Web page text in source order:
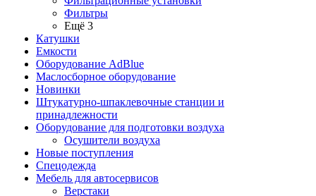
Фильтры
Ещё 3
Катушки
Емкости
Оборудование AdBlue
Маслосборное оборудование
Новинки
Штукатурно-шпаклевочные станции и
принадлежности
Оборудование для подготовки воздуха
Осушители воздуха
Новые поступления
Спецодежда
Мебель для автосервисов
Верстаки